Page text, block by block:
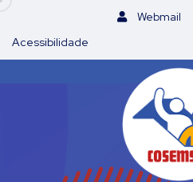
Webmail
Acessibilidade